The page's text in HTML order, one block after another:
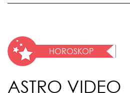
HOROSKOP
ASTRO VIDEO